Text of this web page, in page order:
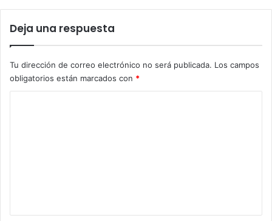
Deja una respuesta
Tu dirección de correo electrónico no será publicada. Los campos
obligatorios están marcados con *